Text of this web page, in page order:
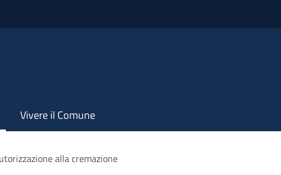
Vivere il Comune
alla cremazione